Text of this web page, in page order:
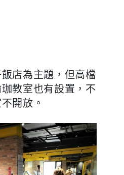
店為主題，但高檔
教室也有設置，不
開放。